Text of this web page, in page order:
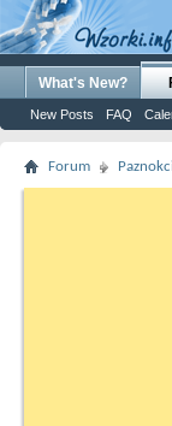
What's New?
New Posts FAQ
Forum